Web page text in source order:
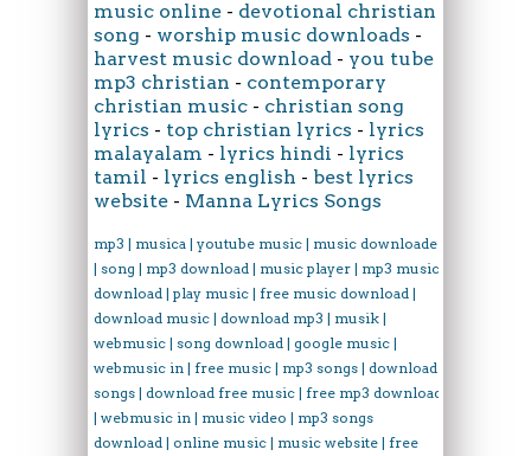
music online - devotional christian
song - worship music downloads -
harvest music download - you tube
mp3 christian - contemporary
christian music - christian song
lyrics - top christian lyrics - lyrics
malayalam - lyrics hindi - lyrics
tamil - lyrics english - best lyrics
website - Manna Lyrics Songs
mp3 | musica | youtube music | music downloader
| song | mp3 download | music player | mp3 music
download | play music | free music download |
download music | download mp3 | musik |
webmusic | song download | google music |
webmusic in | free music | mp3 songs | download
songs | download free music | free mp3 download
| webmusic in | music video | mp3 songs
download | online music | music website | free